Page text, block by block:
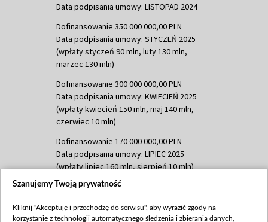
Data podpisania umowy: LISTOPAD 2024
Dofinansowanie 350 000 000,00 PLN
Data podpisania umowy: STYCZEŃ 2025
(wpłaty styczeń 90 mln, luty 130 mln,
marzec 130 mln)
Dofinansowanie 300 000 000,00 PLN
Data podpisania umowy: KWIECIEŃ 2025
(wpłaty kwiecień 150 mln, maj 140 mln,
czerwiec 10 mln)
Dofinansowanie 170 000 000,00 PLN
Data podpisania umowy: LIPIEC 2025
(wpłaty lipiec 160 mln, sierpień 10 mln)
Dofinansowanie 60 000 000,00 PLN
(wpłata wrzesień 60 mln)
Szanujemy Twoją prywatność
Kliknij "Akceptuję i przechodzę do serwisu", aby wyrazić zgody na
korzystanie z technologii automatycznego śledzenia i zbierania danych,